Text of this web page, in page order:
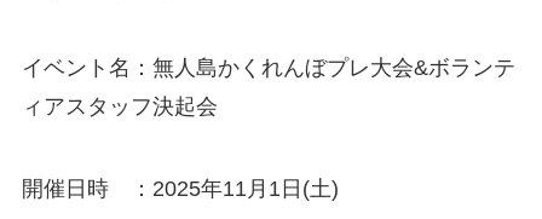
イベント名：無人島かくれんぼプレ大会&ボランテ
ィアスタッフ決起会
開催日時 ：2025年11月1日(土)